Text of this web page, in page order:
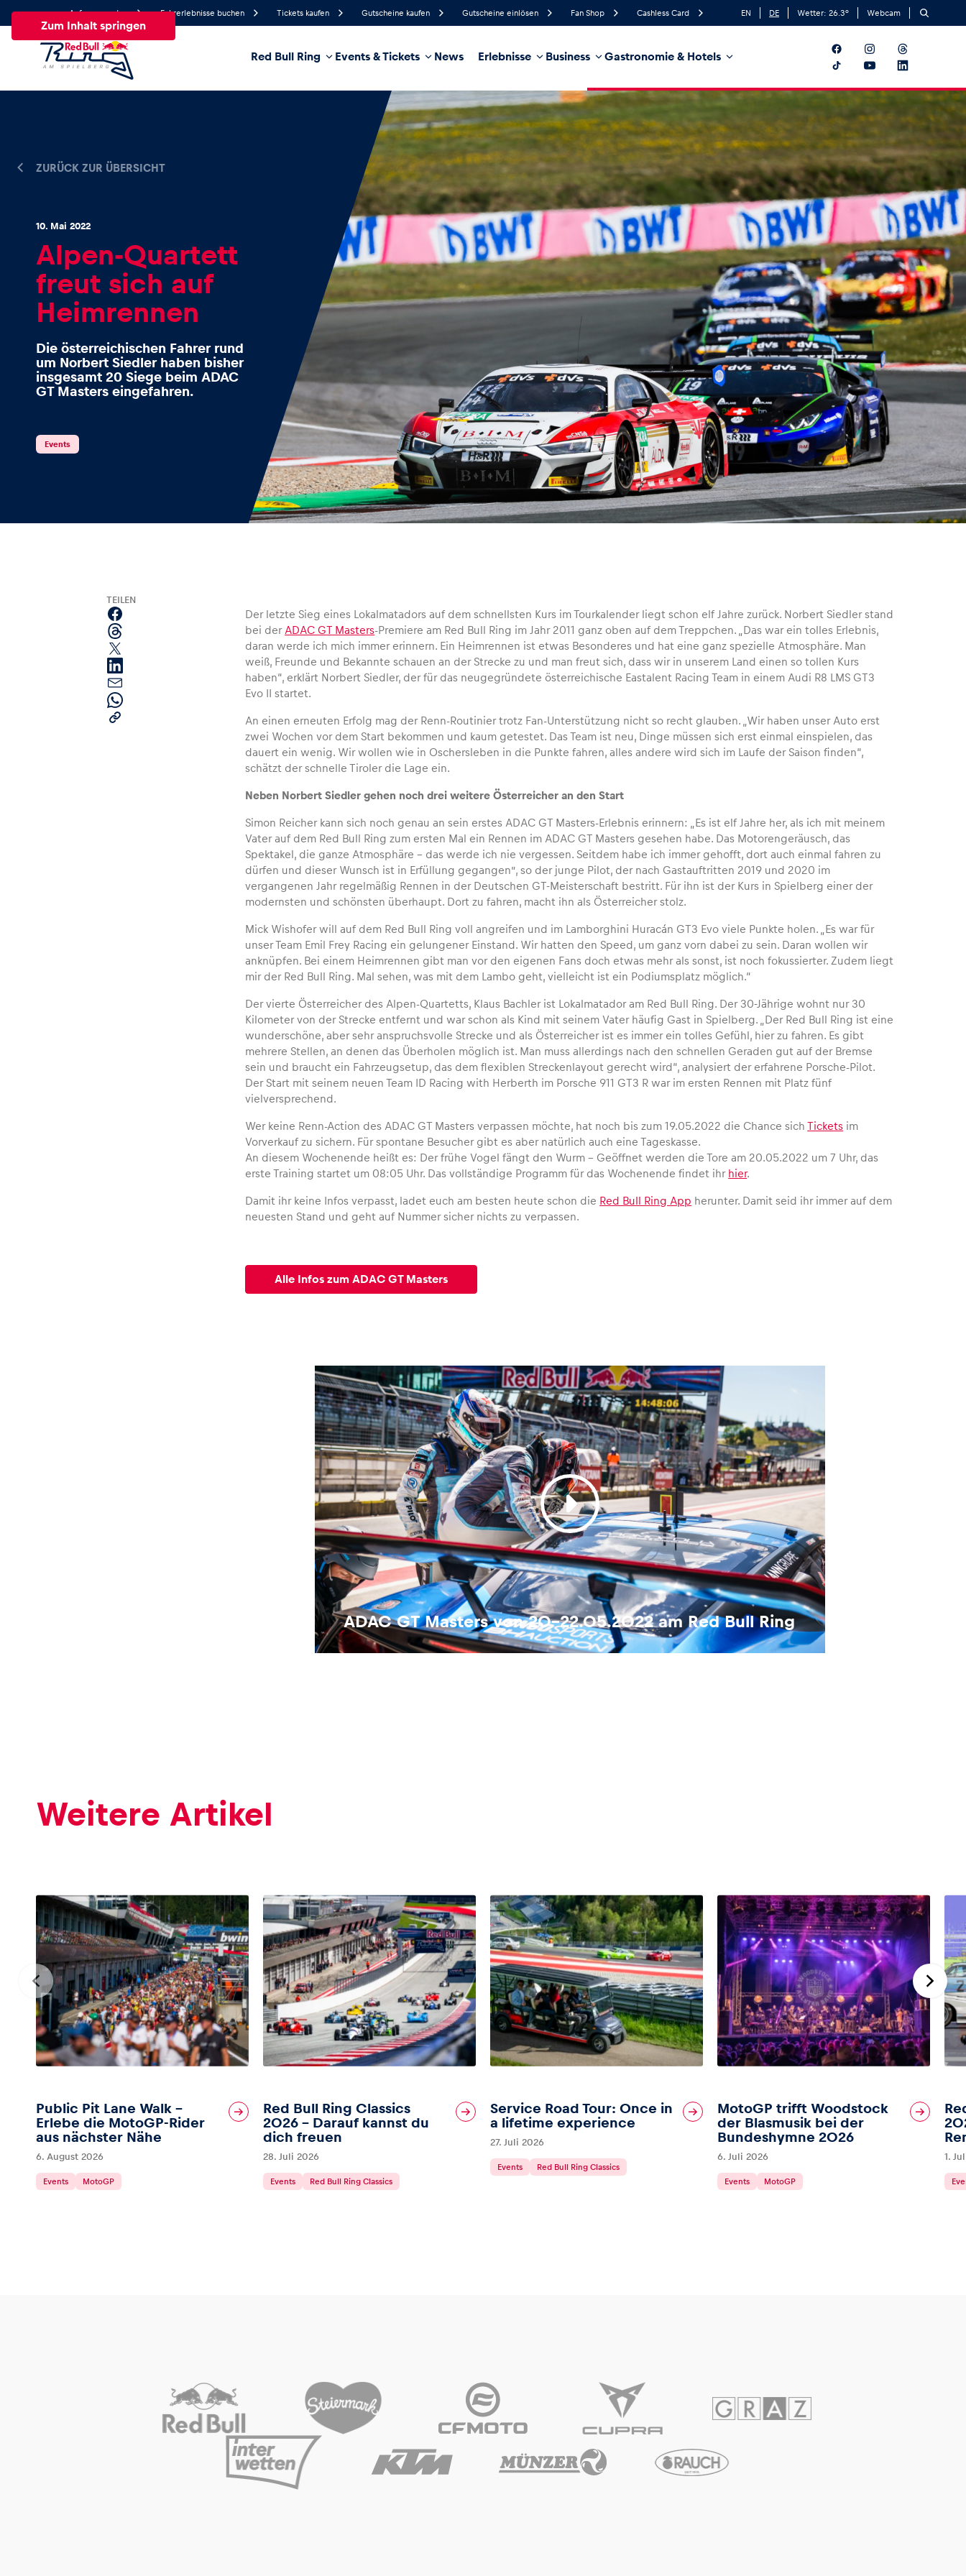
Zum Inhalt springen
Anfrage senden Fahrerlebnisse buchen Tickets kaufen Gutscheine kaufen Gutscheine einlösen Fan Shop Cashless Card EN DE Wetter: 26.3° Webcam
Red Bull Ring Events & Tickets News Erlebnisse Business Gastronomie & Hotels
Regenwahrscheinlichkeit
Nordost Windrichtung
Business Glossar
News
Alle anzeigen
Events
Alle anzeigen
Erlebnisse
ZURÜCK ZUR ÜBERSICHT
10. Mai 2022
Alpen-Quartett
freut sich auf
Heimrennen
Die österreichischen Fahrer rund
um Norbert Siedler haben bisher
insgesamt 20 Siege beim ADAC
GT Masters eingefahren.
Events
TEILEN
Der letzte Sieg eines Lokalmatadors auf dem schnellsten Kurs im Tourkalender liegt schon elf Jahre zurück. Norbert Siedler stand
bei der ADAC GT Masters-Premiere am Red Bull Ring im Jahr 2011 ganz oben auf dem Treppchen. „Das war ein tolles Erlebnis,
daran werde ich mich immer erinnern. Ein Heimrennen ist etwas Besonderes und hat eine ganz spezielle Atmosphäre. Man
weiß, Freunde und Bekannte schauen an der Strecke zu und man freut sich, dass wir in unserem Land einen so tollen Kurs
haben“, erklärt Norbert Siedler, der für das neugegründete österreichische Eastalent Racing Team in einem Audi R8 LMS GT3
Evo II startet.
An einen erneuten Erfolg mag der Renn-Routinier trotz Fan-Unterstützung nicht so recht glauben. „Wir haben unser Auto erst
zwei Wochen vor dem Start bekommen und kaum getestet. Das Team ist neu, Dinge müssen sich erst einmal einspielen, das
dauert ein wenig. Wir wollen wie in Oschersleben in die Punkte fahren, alles andere wird sich im Laufe der Saison finden“,
schätzt der schnelle Tiroler die Lage ein.
Neben Norbert Siedler gehen noch drei weitere Österreicher an den Start
Simon Reicher kann sich noch genau an sein erstes ADAC GT Masters-Erlebnis erinnern: „Es ist elf Jahre her, als ich mit meinem
Vater auf dem Red Bull Ring zum ersten Mal ein Rennen im ADAC GT Masters gesehen habe. Das Motorengeräusch, das
Spektakel, die ganze Atmosphäre – das werde ich nie vergessen. Seitdem habe ich immer gehofft, dort auch einmal fahren zu
dürfen und dieser Wunsch ist in Erfüllung gegangen”, so der junge Pilot, der nach Gastauftritten 2019 und 2020 im
vergangenen Jahr regelmäßig Rennen in der Deutschen GT-Meisterschaft bestritt. Für ihn ist der Kurs in Spielberg einer der
modernsten und schönsten überhaupt. Dort zu fahren, macht ihn als Österreicher stolz.
Mick Wishofer will auf dem Red Bull Ring voll angreifen und im Lamborghini Huracán GT3 Evo viele Punkte holen. „Es war für
unser Team Emil Frey Racing ein gelungener Einstand. Wir hatten den Speed, um ganz vorn dabei zu sein. Daran wollen wir
anknüpfen. Bei einem Heimrennen gibt man vor den eigenen Fans doch etwas mehr als sonst, ist noch fokussierter. Zudem liegt
mir der Red Bull Ring. Mal sehen, was mit dem Lambo geht, vielleicht ist ein Podiumsplatz möglich.“
Der vierte Österreicher des Alpen-Quartetts, Klaus Bachler ist Lokalmatador am Red Bull Ring. Der 30-Jährige wohnt nur 30
Kilometer von der Strecke entfernt und war schon als Kind mit seinem Vater häufig Gast in Spielberg. „Der Red Bull Ring ist eine
wunderschöne, aber sehr anspruchsvolle Strecke und als Österreicher ist es immer ein tolles Gefühl, hier zu fahren. Es gibt
mehrere Stellen, an denen das Überholen möglich ist. Man muss allerdings nach den schnellen Geraden gut auf der Bremse
sein und braucht ein Fahrzeugsetup, das dem flexiblen Streckenlayout gerecht wird“, analysiert der erfahrene Porsche-Pilot.
Der Start mit seinem neuen Team ID Racing with Herberth im Porsche 911 GT3 R war im ersten Rennen mit Platz fünf
vielversprechend.
Wer keine Renn-Action des ADAC GT Masters verpassen möchte, hat noch bis zum 19.05.2022 die Chance sichTickets im
Vorverkauf zu sichern. Für spontane Besucher gibt es aber natürlich auch eine Tageskasse.
An diesem Wochenende heißt es: Der frühe Vogel fängt den Wurm – Geöffnet werden die Tore am 20.05.2022 um 7 Uhr, das
erste Training startet um 08:05 Uhr. Das vollständige Programm für das Wochenende findet ihr hier.
Damit ihr keine Infos verpasst, ladet euch am besten heute schon die Red Bull Ring App herunter. Damit seid ihr immer auf dem
neuesten Stand und geht auf Nummer sicher nichts zu verpassen.
Alle Infos zum ADAC GT Masters
ADAC GT Masters von 20-22.05.2022 am Red Bull Ring
Weitere Artikel
Public Pit Lane Walk –
Erlebe die MotoGP-Rider
aus nächster Nähe
6. August 2026
Events MotoGP
Red Bull Ring Classics
2026 – Darauf kannst du
dich freuen
28. Juli 2026
Events Red Bull Ring Classics
Service Road Tour: Once in
a lifetime experience
27. Juli 2026
Events Red Bull Ring Classics
MotoGP trifft Woodstock
der Blasmusik bei der
Bundeshymne 2026
6. Juli 2026
Events MotoGP
1.